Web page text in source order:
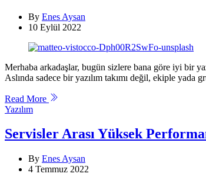
By Enes Aysan
10 Eylül 2022
Merhaba arkadaşlar, bugün sizlere bana göre iyi bir
Aslında sadece bir yazılım takımı değil, ekiple yada
Read More
Categories
Yazılım
Servisler Arası Yüksek
By Enes Aysan
4 Temmuz 2022